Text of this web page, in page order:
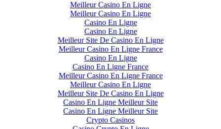
Meilleur Casino En Ligne
Meilleur Casino En Ligne
Casino En Ligne
Casino En Ligne
Meilleur Site De Casino En Ligne
Meilleur Casino En Ligne France
Casino En Ligne
Casino En Ligne France
Meilleur Casino En Ligne France
Meilleur Casino En Ligne
Meilleur Site De Casino En Ligne
Casino En Ligne Meilleur Site
Casino En Ligne Meilleur Site
Crypto Casinos